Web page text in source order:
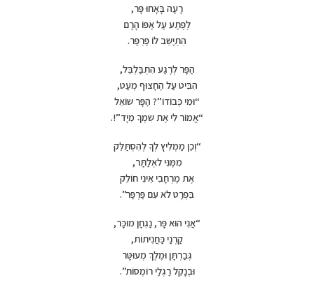
רָעָה בָּאָחוּ פָּר,
לְפֶתַע עַל אַפּוֹ הָרָם
הִתְיַשֵּב לוֹ פַּרְפַּר.
הַפָּר לְרֶגַע הִתְבַּלְבֵּל,
הִבִּיט עַל הֶחָצוּף מְעַט,
“וּמִי כְּבוֹדוֹ”? הַפָּר שוֹאֵל
“אֱמוֹר לִי אֶת שִמְךָ מִיָּד”!.
“וְכֵן מַמְלִיץ לְךָ לְהִסְתַּלֵּק
מִמֶּנִּי לאְלַתְַּר,
אֶת מֶרְחָבִי אֵינִי חוֹלֵק
בִּפְרָט לֹא עִם פַּרְפַּר”.
“אֲנִי הוּא פָּר, נַגְחָן מוּכָּר,
קַרְנַי כַּחֲנִיתוֹת,
גְּבַרְתָּן וּמֶלֶךְ מְעוּטָּר
וּבְנָקֵל רַגְלַי רוֹמְסוֹת”.